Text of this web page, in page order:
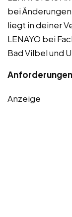
bei
liegt in deiner
LENAYO bei
Bad Vilbel und
Anzeige